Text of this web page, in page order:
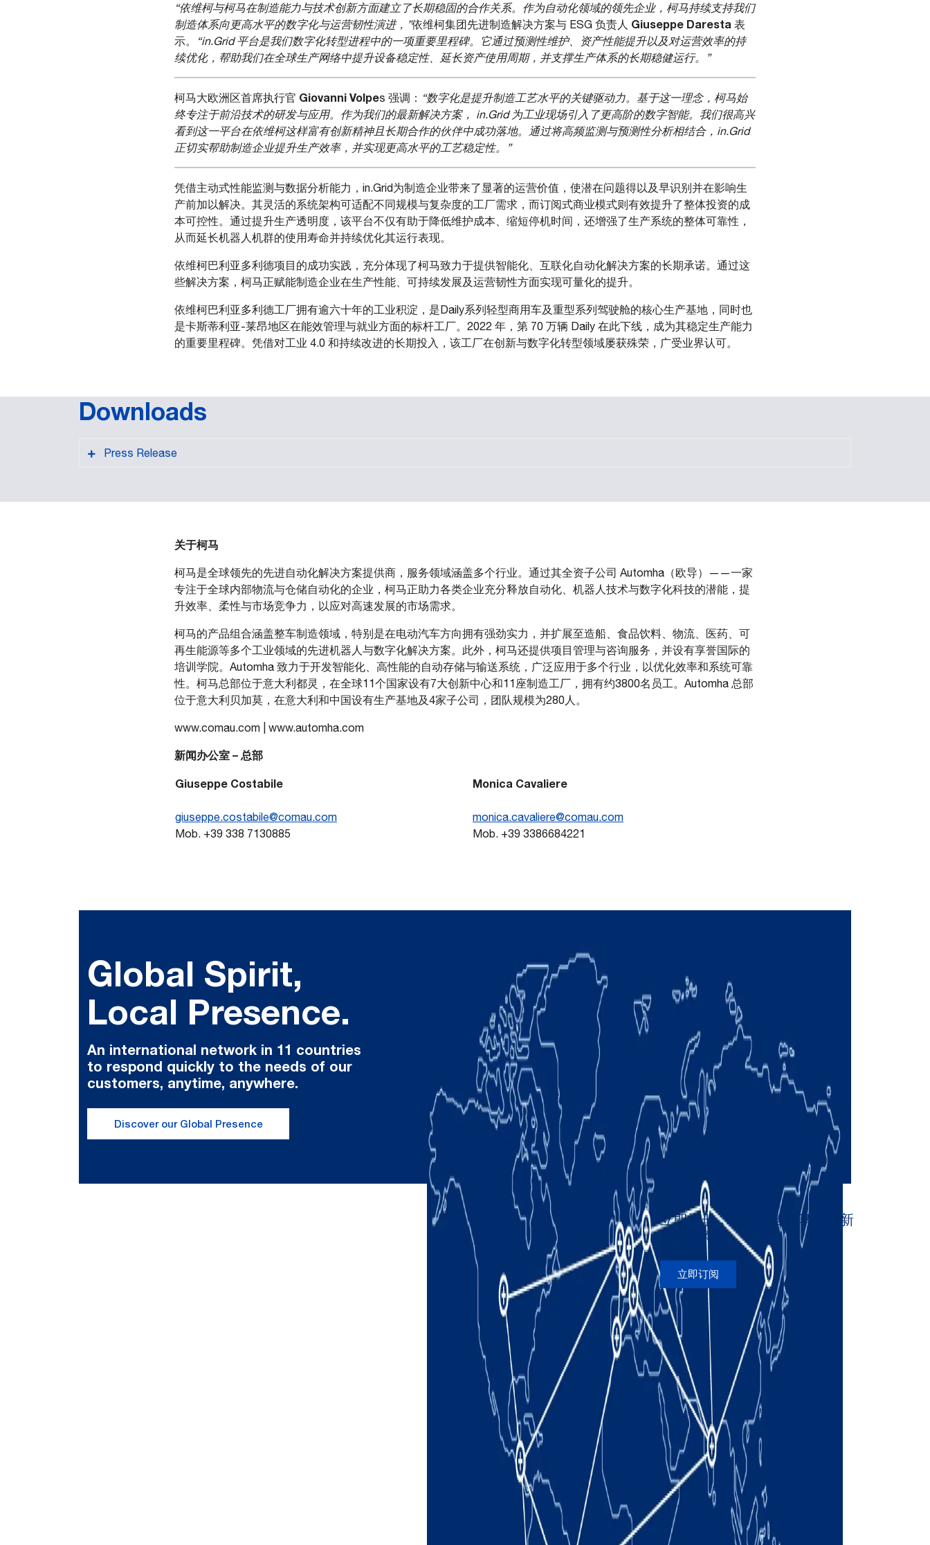
“依维柯与柯马在制造能力与技术创新方面建立了长期稳固的合作关系。作为自动化领域的领先企业，柯马持续支持我们
制造体系向更高水平的数字化与运营韧性演进，”依维柯集团先进制造解决方案与 ESG 负责人 Giuseppe Daresta 表
示。
“in.Grid 平台是我们数字化转型进程中的一项重要里程碑。它通过预测性维护、资产性能提升以及对运营效率的持
续优化，帮助我们在全球生产网络中提升设备稳定性、延长资产使用周期，并支撑生产体系的长期稳健运行。”
柯马大欧洲区首席执行官 Giovanni Volpes 强调： “数字化是提升制造工艺水平的关键驱动力。基于这一理念，柯马始
终专注于前沿技术的研发与应用。作为我们的最新解决方案， in.Grid 为工业现场引入了更高阶的数字智能。我们很高兴
看到这一平台在依维柯这样富有创新精神且长期合作的伙伴中成功落地。通过将高频监测与预测性分析相结合，in.Grid
正切实帮助制造企业提升生产效率，并实现更高水平的工艺稳定性。”
凭借主动式性能监测与数据分析能力，in.Grid为制造企业带来了显著的运营价值，使潜在问题得以及早识别并在影响生
产前加以解决。其灵活的系统架构可适配不同规模与复杂度的工厂需求，而订阅式商业模式则有效提升了整体投资的成
本可控性。通过提升生产透明度，该平台不仅有助于降低维护成本、缩短停机时间，还增强了生产系统的整体可靠性，
从而延长机器人机群的使用寿命并持续优化其运行表现。
依维柯巴利亚多利德项目的成功实践，充分体现了柯马致力于提供智能化、互联化自动化解决方案的长期承诺。通过这
些解决方案，柯马正赋能制造企业在生产性能、可持续发展及运营韧性方面实现可量化的提升。
依维柯巴利亚多利德工厂拥有逾六十年的工业积淀，是Daily系列轻型商用车及重型系列驾驶舱的核心生产基地，同时也
是卡斯蒂利亚-莱昂地区在能效管理与就业方面的标杆工厂。2022 年，第 70 万辆 Daily 在此下线，成为其稳定生产能力
的重要里程碑。凭借对工业 4.0 和持续改进的长期投入，该工厂在创新与数字化转型领域屡获殊荣，广受业界认可。
Downloads
Press Release
关于柯马
柯马是全球领先的先进自动化解决方案提供商，服务领域涵盖多个行业。通过其全资子公司 Automha（欧导）——一家
专注于全球内部物流与仓储自动化的企业，柯马正助力各类企业充分释放自动化、机器人技术与数字化科技的潜能，提
升效率、柔性与市场竞争力，以应对高速发展的市场需求。
柯马的产品组合涵盖整车制造领域，特别是在电动汽车方向拥有强劲实力，并扩展至造船、食品饮料、物流、医药、可
再生能源等多个工业领域的先进机器人与数字化解决方案。此外，柯马还提供项目管理与咨询服务，并设有享誉国际的
培训学院。Automha 致力于开发智能化、高性能的自动存储与输送系统，广泛应用于多个行业，以优化效率和系统可靠
性。柯马总部位于意大利都灵，在全球11个国家设有7大创新中心和11座制造工厂，拥有约3800名员工。Automha 总部
位于意大利贝加莫，在意大利和中国设有生产基地及4家子公司，团队规模为280人。
www.comau.com | www.automha.com
新闻办公室 – 总部
Giuseppe Costabile
giuseppe.costabile@comau.com
Mob. +39 338 7130885
Monica Cavaliere
monica.cavaliere@comau.com
Mob. +39 3386684221
Global Spirit,
Local Presence.
An international network in 11 countries
to respond quickly to the needs of our
customers, anytime, anywhere.
Discover our Global Presence
立即注册，获取来自柯马的最新
资讯和新闻
立即订阅